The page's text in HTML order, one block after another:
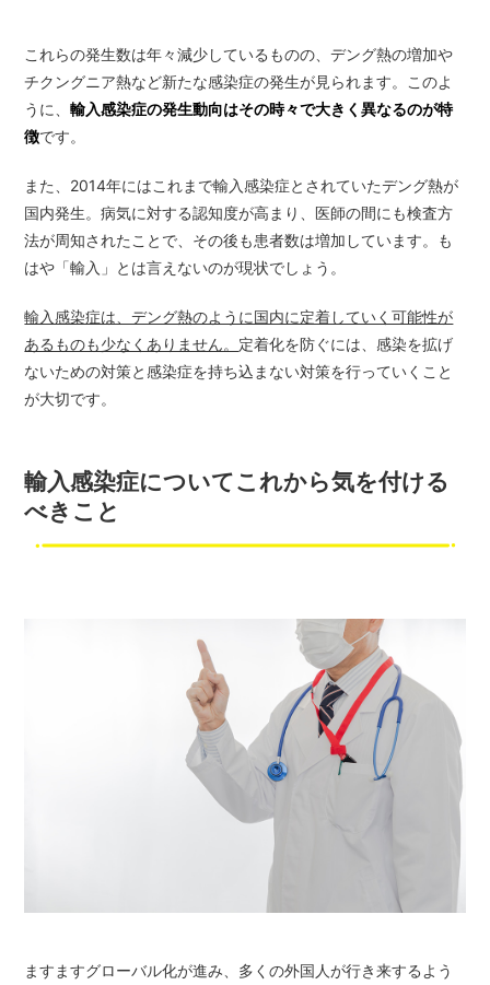
これらの発生数は年々減少しているものの、デング熱の増加や
チクングニア熱など新たな感染症の発生が見られます。このよ
うに、輸入感染症の発生動向はその時々で大きく異なるのが特
徴です。
また、2014年にはこれまで輸入感染症とされていたデング熱が
国内発生。病気に対する認知度が高まり、医師の間にも検査方
法が周知されたことで、その後も患者数は増加しています。も
はや「輸入」とは言えないのが現状でしょう。
輸入感染症は、デング熱のように国内に定着していく可能性が
あるものも少なくありません。 定着化を防ぐには、感染を拡げ
ないための対策と感染症を持ち込まない対策を行っていくこと
が大切です。
輸入感染症についてこれから気を付ける
べきこと
ますますグローバル化が進み、多くの外国人が行き来するよう